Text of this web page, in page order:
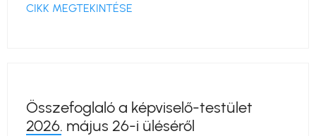
CIKK MEGTEKINTÉSE
Összefoglaló a képviselő-testület
2026. május 26-i üléséről